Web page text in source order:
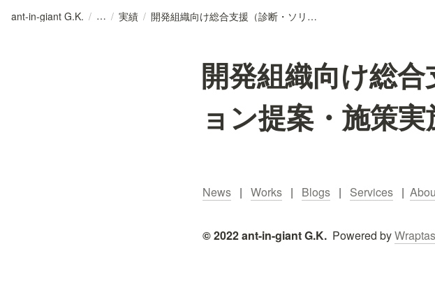
ant-in-giant G.K. / / 実績 / 開発組織向け総合支援（診断・ソリューション提案・施策実施）
開発組織向け総
ョン提案・施策実
News
   |
Works
   |
Blogs
   |
Services
   |
© 2022 ant-in-giant G.K. Powered by Wraptas